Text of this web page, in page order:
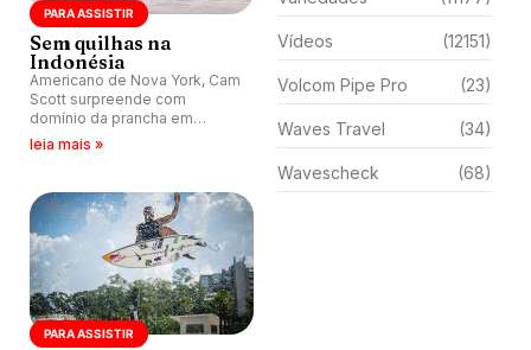
PARA ASSISTIR
Sem quilhas na
Indonésia
Americano de Nova York, Cam
Scott surpreende com
domínio da prancha em
situações extremas. Sessão
performance.
leia mais »
PARA ASSISTIR
Vídeos (12151)
Volcom Pipe Pro (23)
Waves Travel (34)
Wavescheck (68)